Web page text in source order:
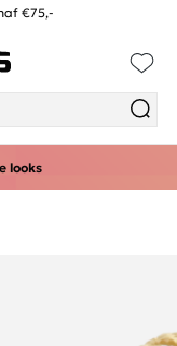
€75,-
looks